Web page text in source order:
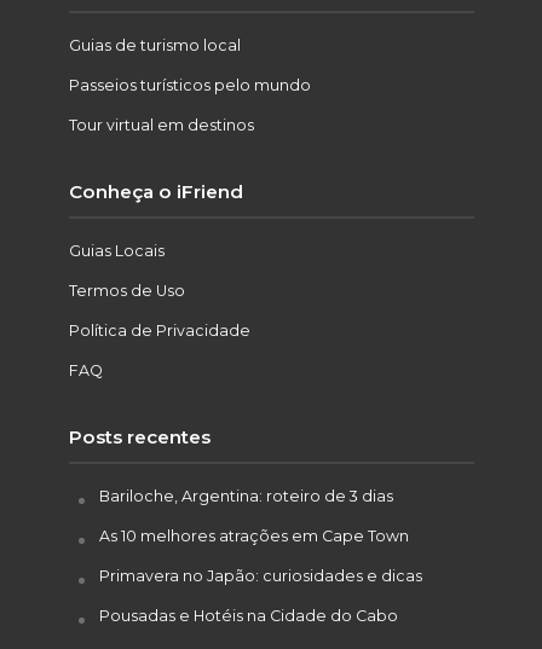
Guias de turismo local
Passeios turísticos pelo mundo
Tour virtual em destinos
Conheça o iFriend
Guias Locais
Termos de Uso
Política de Privacidade
FAQ
Posts recentes
Bariloche, Argentina: roteiro de 3 dias
As 10 melhores atrações em Cape Town
Primavera no Japão: curiosidades e dicas
Pousadas e Hotéis na Cidade do Cabo